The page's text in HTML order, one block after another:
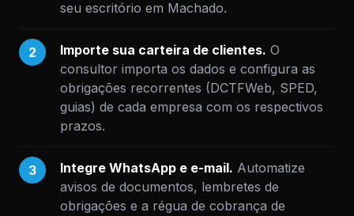
seu escritório em Machado.
2 Importe sua carteira de clientes. O
consultor importa os dados e configura as
obrigações recorrentes (DCTFWeb, SPED,
guias) de cada empresa com os respectivos
prazos.
3 Integre WhatsApp e e-mail. Automatize
avisos de documentos, lembretes de
obrigações e a régua de cobrança de